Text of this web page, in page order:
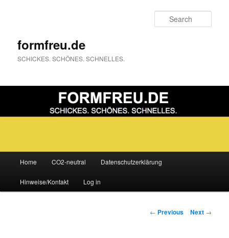
formfreu.de
SCHICKES. SCHÖNES. SCHNELLES.
Skip
to
Home CO2-neutral Datenschutzerklärung
Hinweise/Kontakt Log in
Post
← Previous Next →